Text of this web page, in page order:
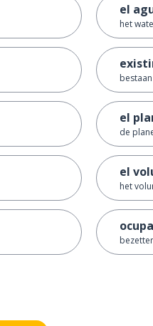
el
het
bestaan
el
de
el
het